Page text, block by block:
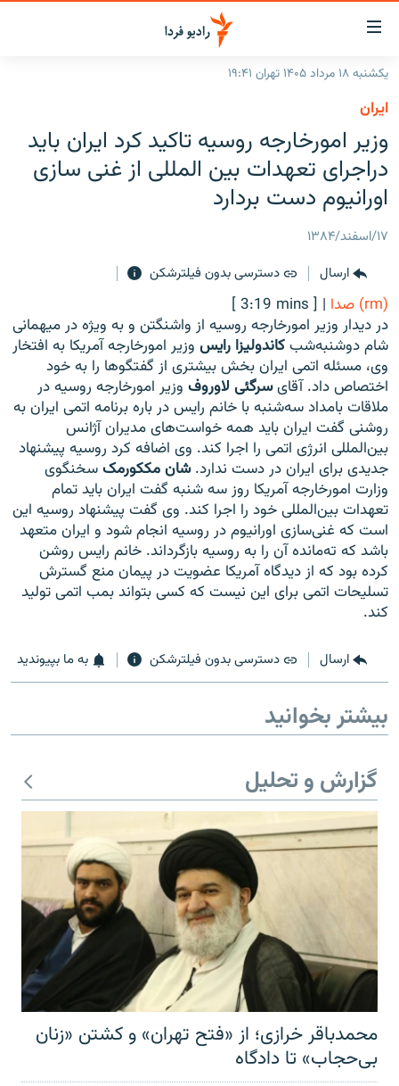
لینک‌های
قابلیت
دسترسی
بازگشت
منوی
اصلی
رفتن
صفحه
جهان
رادیو
گزارش‌های تصویری
گزارش‌های ویدئویی
زنان فردا
English
به ما بپیوندید
زبان‌های دیگر
یکشنبه ۱۸ مرداد ۱۴۰۵ تهران ۱۹:۴۱
ايران
وزیر امورخارجه روسیه تاکید کرد ایران باید
دراجرای تعهدات بین المللی از غنی سازی
اورانیوم دست بردارد
۱۷/اسفند/۱۳۸۴
ارسال
دسترسی بدون فیلترشکن
(rm) صدا |
[ 3:19 mins ]
در دیدار وزیر امورخارجه روسیه از واشنگتن و به ویژه در میهمانی
شام دوشنبه‌شبکاندولیزا رایس وزیر امورخارجه آمریکا به افتخار
وی، مسئله اتمی ایران بخش بیشتری از گفتگوها را به خود
اختصاص داد. آقایسرگئی لاوروف وزیر امورخارجه روسیه در
ملاقات بامداد سه‌شنبه با خانم رایس در باره برنامه اتمی ایران به
روشنی گفت ایران باید همه خواست‌های مدیران آژانس
بین‌المللی انرژی اتمی را اجرا کند. وی اضافه کرد روسیه پیشنهاد
جدیدی برای ایران در دست ندارد.شان مککورمکسخنگوی
وزارت امورخارجه آمریکا روز سه شنبه گفت ایران باید تمام
تعهدات بین‌المللی خود را اجرا کند. وی گفت پیشنهاد روسیه این
است که غنی‌سازی اورانیوم در روسیه انجام شود و ایران متعهد
باشد که ته‌مانده آن را به روسیه بازگرداند. خانم رایس روشن
کرده بود که از دیدگاه آمریکا عضویت در پیمان منع گسترش
تسلیحات اتمی برای این نیست که کسی بتواند بمب اتمی تولید
کند.
ارسال دسترسی بدون فیلترشکن به ما بپیوندید
بیشتر بخوانید
گزارش و تحلیل
محمدباقر خرازی؛ از «فتح تهران» و کشتن «زنان
بی‌حجاب» تا دادگاه